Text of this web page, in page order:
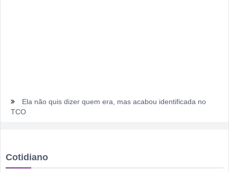
Dois motoristas com sinais de embriaguez se envolvem em
acidente no Setor Pausanes
Rio Verde 178 anos: a cidade que cresceu mais rápido que
Cotidiano